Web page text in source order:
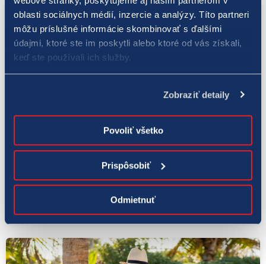
oblasti sociálnych médií, inzercie a analýzy. Títo partneri
môžu príslušné informácie skombinovať s ďalšími
údajmi, ktoré ste im poskytli alebo ktoré od vás získali,
keď ste používali ich služby.
Zobraziť detaily
Povoliť všetko
Prispôsobiť
Odmietnuť
Tlačové správy
Tomu sa hovorí Prvý máj! V hre loto padli v
oboch ťahoch hlavné výhry